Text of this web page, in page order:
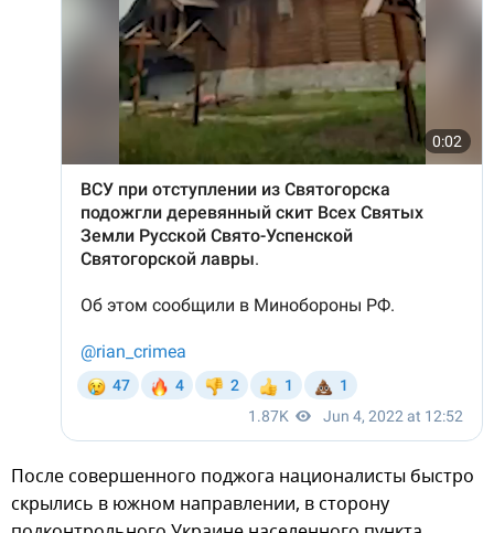
После совершенного поджога националисты быстро
скрылись в южном направлении, в сторону